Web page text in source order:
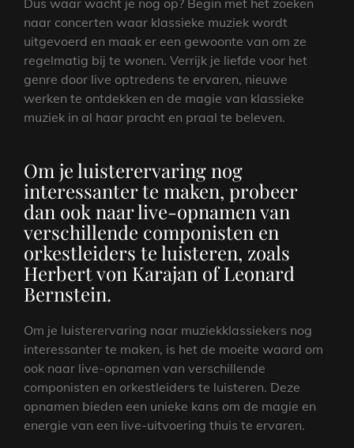
Dus waar wacht je nog op? Begin met het zoeken
naar concerten waar klassieke muziek wordt
uitgevoerd en maak er een gewoonte van om ze
regelmatig bij te wonen. Verrijk je liefde voor het
genre door live optredens te ervaren, nieuwe
werken te ontdekken en de magie van klassieke
muziek in al haar pracht en praal te beleven.
Om je luisterervaring nog
interessanter te maken, probeer
dan ook naar live-opnamen van
verschillende componisten en
orkestleiders te luisteren, zoals
Herbert von Karajan of Leonard
Bernstein.
Om je luisterervaring naar muziekklassiekers nog
interessanter te maken, is het de moeite waard om
ook naar live-opnamen van verschillende
componisten en orkestleiders te luisteren. Deze
opnamen bieden een unieke kans om de magie en
energie van een live-uitvoering thuis te ervaren.